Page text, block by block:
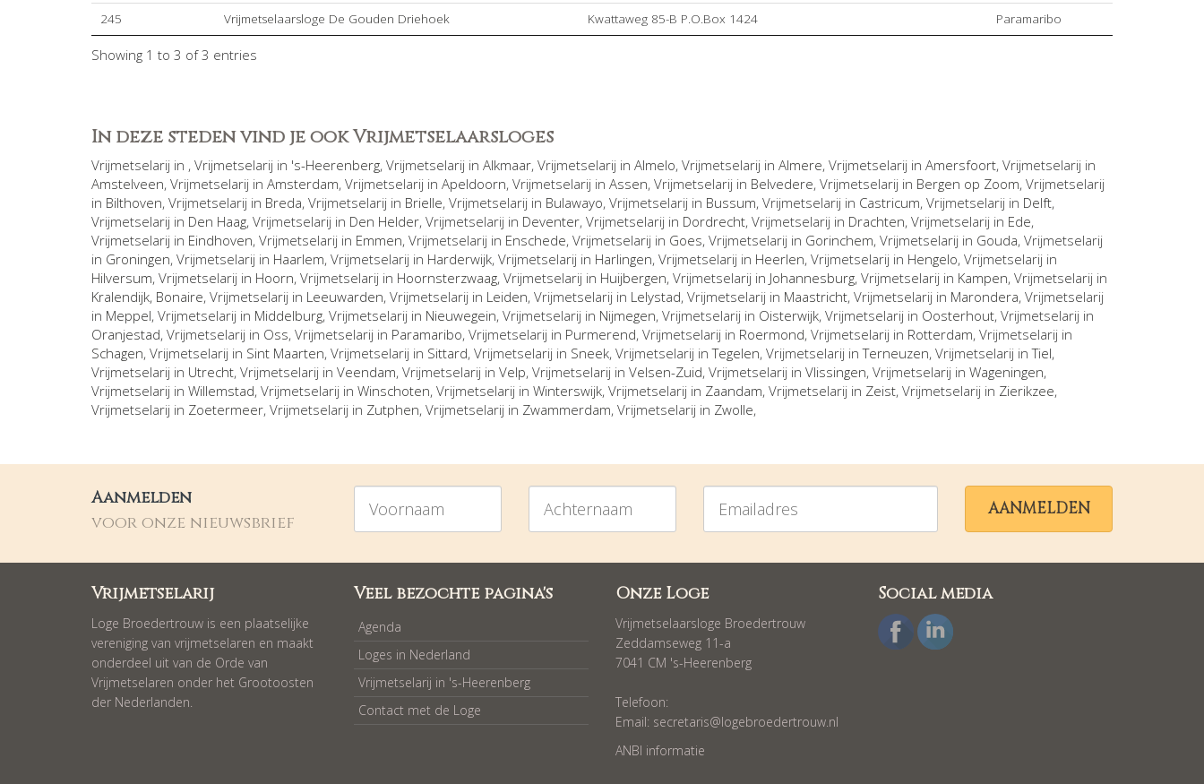
245
Vrijmetselaarsloge De Gouden Driehoek Kwattaweg 85-B P.O.Box 1424 Paramaribo
Showing 1 to 3 of 3 entries
In deze steden vind je ook Vrijmetselaarsloges
Vrijmetselarij in , Vrijmetselarij in 's-Heerenberg, Vrijmetselarij in Alkmaar, Vrijmetselarij in Almelo, Vrijmetselarij in Almere, Vrijmetselarij in Amersfoort, Vrijmetselarij in
Amstelveen, Vrijmetselarij in Amsterdam, Vrijmetselarij in Apeldoorn, Vrijmetselarij in Assen, Vrijmetselarij in Belvedere, Vrijmetselarij in Bergen op Zoom, Vrijmetselarij
in Bilthoven, Vrijmetselarij in Breda, Vrijmetselarij in Brielle, Vrijmetselarij in Bulawayo, Vrijmetselarij in Bussum, Vrijmetselarij in Castricum, Vrijmetselarij in Delft,
Vrijmetselarij in Den Haag, Vrijmetselarij in Den Helder, Vrijmetselarij in Deventer, Vrijmetselarij in Dordrecht, Vrijmetselarij in Drachten, Vrijmetselarij in Ede,
Vrijmetselarij in Eindhoven, Vrijmetselarij in Emmen, Vrijmetselarij in Enschede, Vrijmetselarij in Goes, Vrijmetselarij in Gorinchem, Vrijmetselarij in Gouda, Vrijmetselarij
in Groningen, Vrijmetselarij in Haarlem, Vrijmetselarij in Harderwijk, Vrijmetselarij in Harlingen, Vrijmetselarij in Heerlen, Vrijmetselarij in Hengelo, Vrijmetselarij in
Hilversum, Vrijmetselarij in Hoorn, Vrijmetselarij in Hoornsterzwaag, Vrijmetselarij in Huijbergen, Vrijmetselarij in Johannesburg, Vrijmetselarij in Kampen, Vrijmetselarij in
Kralendijk, Bonaire, Vrijmetselarij in Leeuwarden, Vrijmetselarij in Leiden, Vrijmetselarij in Lelystad, Vrijmetselarij in Maastricht, Vrijmetselarij in Marondera, Vrijmetselarij
in Meppel, Vrijmetselarij in Middelburg, Vrijmetselarij in Nieuwegein, Vrijmetselarij in Nijmegen, Vrijmetselarij in Oisterwijk, Vrijmetselarij in Oosterhout, Vrijmetselarij in
Oranjestad, Vrijmetselarij in Oss, Vrijmetselarij in Paramaribo, Vrijmetselarij in Purmerend, Vrijmetselarij in Roermond, Vrijmetselarij in Rotterdam, Vrijmetselarij in
Schagen, Vrijmetselarij in Sint Maarten, Vrijmetselarij in Sittard, Vrijmetselarij in Sneek, Vrijmetselarij inTegelen, Vrijmetselarij inTerneuzen, Vrijmetselarij inTiel,
Vrijmetselarij in Utrecht, Vrijmetselarij in Veendam, Vrijmetselarij in Velp, Vrijmetselarij in Velsen-Zuid, Vrijmetselarij in Vlissingen, Vrijmetselarij in Wageningen,
Vrijmetselarij in Willemstad, Vrijmetselarij in Winschoten, Vrijmetselarij in Winterswijk, Vrijmetselarij in Zaandam, Vrijmetselarij in Zeist, Vrijmetselarij in Zierikzee,
Vrijmetselarij in Zoetermeer, Vrijmetselarij in Zutphen, Vrijmetselarij in Zwammerdam, Vrijmetselarij in Zwolle,
Aanmelden
voor onze nieuwsbrief
AANMELDEN
Vrijmetselarij
Loge Broedertrouw is een plaatselijke
vereniging van vrijmetselaren en maakt
onderdeel uit van de Orde van
Vrijmetselaren onder het Grootoosten
der Nederlanden.
Veel bezochte pagina's
Agenda
Loges in Nederland
Vrijmetselarij in 's-Heerenberg
Contact met de Loge
Onze Loge
Vrijmetselaarsloge Broedertrouw
Zeddamseweg 11-a
7041 CM 's-Heerenberg
Telefoon:
Email: secretaris@logebroedertrouw.nl
ANBI informatie
Social media